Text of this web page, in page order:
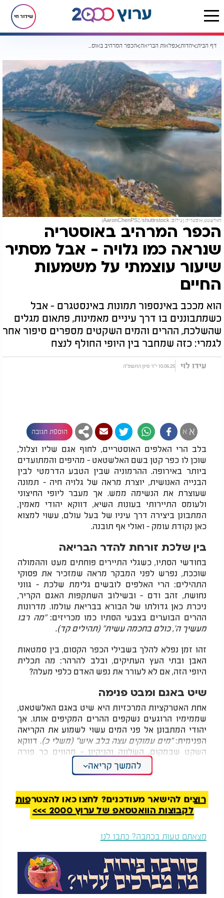
שידור חי
דף הבית יהדות נפלאות הבריאה הכפר המרהיב באוסטריה שנראה כמו גלויה - אבל מסתיר שיעור עוצמתי על משמעות החיים
האלשטט, אוסטריה. (צילום: AaronChenPS2/shuttrstock)
הכפר המרהיב באוסטריה
שנראה כמו גלויה - אבל מסתיר
שיעור עוצמתי על משמעות
החיים
הוא מככב באינספור תמונות באינסטגרם - אבל
כשמתבוננים בו דרך עיניים מאמינות, פתאום מגלים
שהשלכת, ההרים והמים השקטים מספרים סיפור אחר
לגמרי: כזה שמחבר בין היופי החולף לנצח
עידו לוי 10.06.25 י"ד סיון התשפ"ה
א א הוספת תגובה
בלב הרי האלפים האוסטריים, לחוף אגם שליו וצלול,
שוכן לו כפר קטן בשם האלשטאט - מהיפים והמתועדים
ביותר באירופה. ההרמוניה שבין הטבע הדרמטי לבין
הבנייה האנושית, יוצרת מראה של גלויה חיה - תמונה
שעוצרת את הנשימה ממש. אך מעבר ליופי החיצוני
ולעומס התיירותי בעונות השיא, דווקא יהודי מאמין,
המתבונן ביצירה דרך עיניו של בעל עולם, עשוי למצוא
כאן נקודת עומק - ואולי אף תובנה.
בין שלכת זורחת להדר הבריאה
בחודשי הסתיו, כשגלי התיירים פוחתים מעט וההמולה
שוככת, נפרש לפני המבקר מראה שמזכיר את פסוקי
התהילים: הרי האלפים לובשים גלימת שלכת - גווני
נחושת, זהב ודם - ובשילוב השתקפות האגם הקריר,
ניכרת כאן גדולתו של הבורא בבריאת עולמו. מדרונות
ההרים הבוערים בצבעי הסתיו כמו מכריזים:"מה רבו
מעשיך ה', כולם בחכמה עשית" (תהילים קד).
זהו זמן נפלא להלך בשבילי הכפר הקסום, בין סמטאות
האבן ובתי העץ העתיקים, ובלב להרהר: מה תכלית
היופי הזה, אם לא לעורר את נפש האדם כלפי מעלה?
שיט באגם ומבט פנימה
אחת האטרקציות המרכזיות היא שיט באגם האלשטאט,
שממימיו הרוגעים נשקפים ההרים המקיפים אותו. אך
יהודי המתבונן אל פני המים עשוי לשמוע את הקריאה
הפנימית:"מים עמוקים עצה בלב איש" (משלי כ). דווקא
השקט שבמקום, השלווה והניקיון - מהווים כר פורה
לחשבון נפש, להתרוממות מחשבתית.
לנשימה עמוקה ותחושת חיים מחודשת. תחושה שיש בה
מעין "שבת" - הפסקה קלה מן המרוץ, ורגע של חיבור
לממד רוחני.
בין זמניות העולם להדר הקיום
האלשטאט נראית כאגדה חיה - אך כמו כל נוף בעולם,
גם יופייה זמני. בחורף - שלג כבד מכסה אותה, בקיץ -
ההמון שב ונוהר, ובסתיו - רגע קצר של התכנסות
והרהור. יהודי המבקר כאן עשוי להיזכר בדברי
להמשך קריאה
רוצים להישאר מעודכנים? לחצו כאן להצטרפות
לקבוצות הוואטסאפ של ערוץ 2000 >>>
מצאתם טעות בכתבה? כתבו לנו